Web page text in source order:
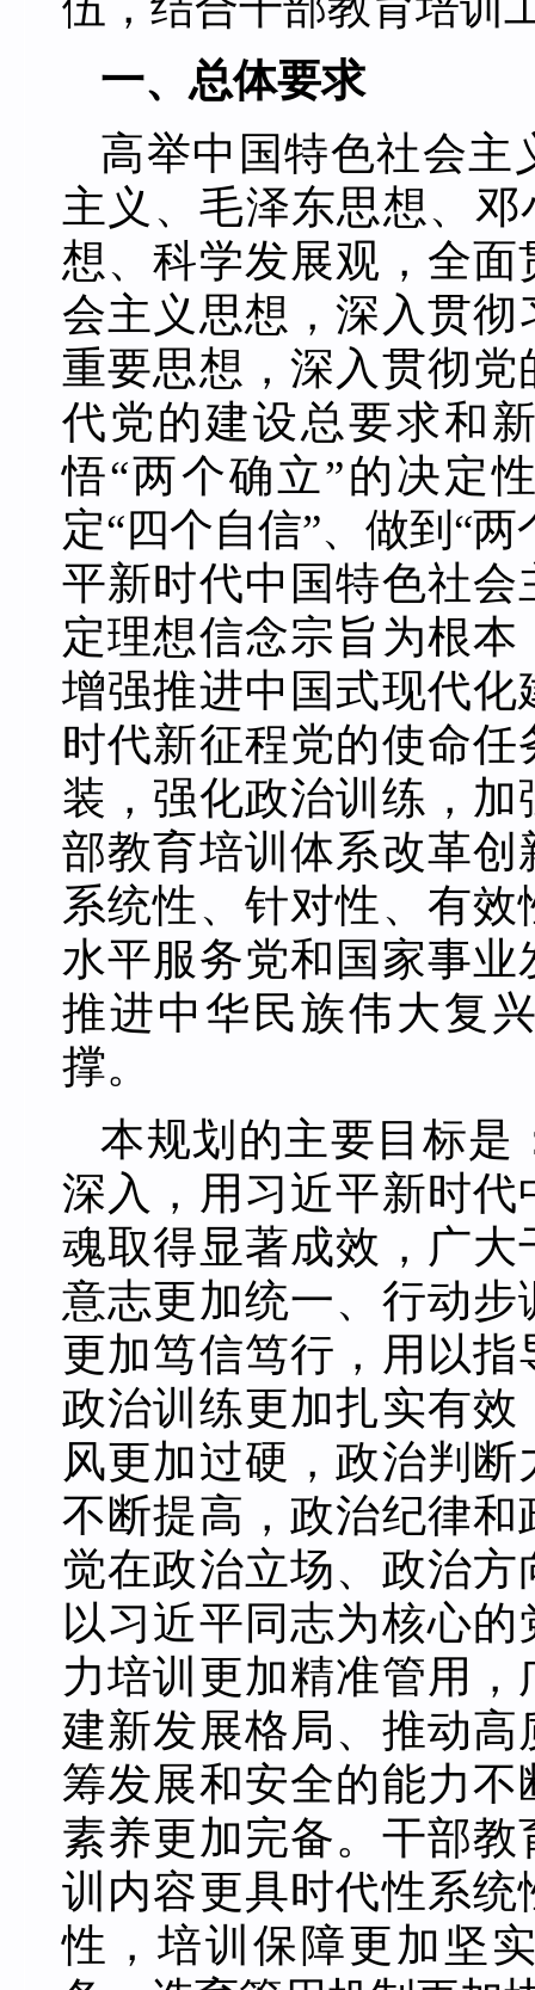
一、总体要求
高举中国特色社会主
主义、毛泽东思想、
想、科学发展观，全
会主义思想，深入贯
重要思想，深入贯彻
代党的建设总要求和
悟“两个确立”的决定
定“四个自信”、做到“
平新时代中国特色社
定理想信念宗旨为根
增强推进中国式现代
时代新征程党的使命
装，强化政治训练，
部教育培训体系改革
系统性、针对性、有
水平服务党和国家事
推进中华民族伟大复
撑。
本规划的主要目标是
深入，用习近平新时
魂取得显著成效，广
意志更加统一、行动
更加笃信笃行，用以
政治训练更加扎实有
风更加过硬，政治判
不断提高，政治纪律
觉在政治立场、政治
以习近平同志为核心
力培训更加精准管用
建新发展格局、推动
筹发展和安全的能力
素养更加完备。干部
训内容更具时代性系
性，培训保障更加坚